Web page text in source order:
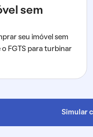
sem
seu imóvel sem
FGTS para turbinar
Simular